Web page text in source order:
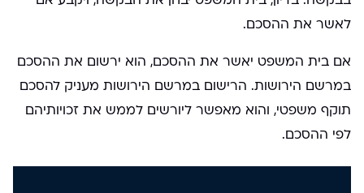
לאשר את ההסכם.
אם בית המשפט יאשר את ההסכם, הוא ירשום את ההסכם
במרשם הירושות. הרישום במרשם הירושות מעניק להסכם
תוקף משפטי, והוא מאפשר ליורשים לממש את זכויותיהם
לפי ההסכם.